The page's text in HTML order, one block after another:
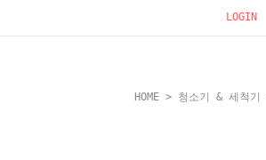
LOGIN
HOME > 청소기 & 세척기